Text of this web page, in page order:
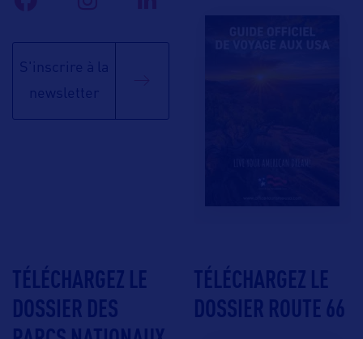
S'inscrire à la
newsletter
TÉLÉCHARGEZ LE
DOSSIER DES
TÉLÉCHARGEZ LE
DOSSIER ROUTE 66